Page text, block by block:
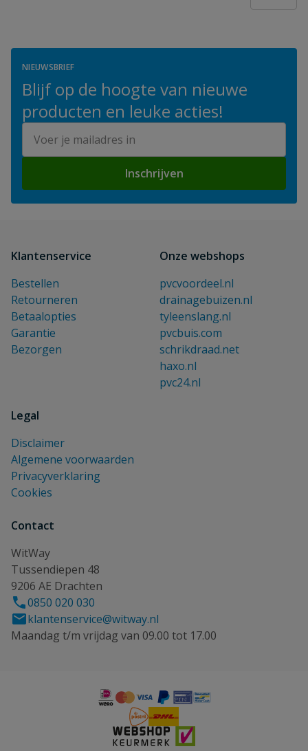
NIEUWSBRIEF
Blijf op de hoogte van nieuwe
producten en leuke acties!
Inschrijven
Klantenservice
Bestellen
Retourneren
Betaalopties
Garantie
Bezorgen
Onze webshops
pvcvoordeel.nl
drainagebuizen.nl
tyleenslang.nl
pvcbuis.com
schrikdraad.net
haxo.nl
pvc24.nl
Legal
Disclaimer
Algemene voorwaarden
Privacyverklaring
Cookies
Contact
WitWay
Tussendiepen 48
9206 AE Drachten
0850 020 030
klantenservice@witway.nl
Maandag t/m vrijdag van 09.00 tot 17.00